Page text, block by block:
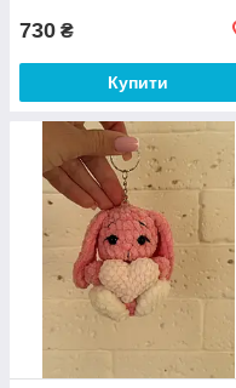
730 ₴
Купити